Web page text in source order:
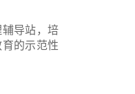
导站，培
的示范性